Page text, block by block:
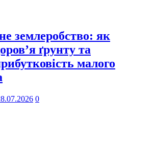
землеробство: як
ґрунту та
малого
0